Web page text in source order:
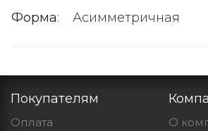
Форма: Асимметричная
Покупателям
Оплата
О